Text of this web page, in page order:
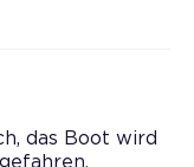
das Boot wird